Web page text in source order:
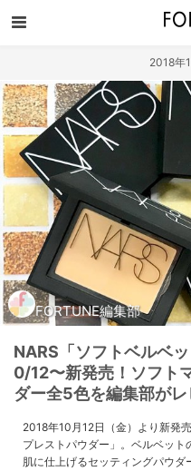
2018年
FORTUNE編集部
NARS「ソフトベルベ
0/12〜新発売！ソフト
ダー全5色を編集部が
2018年10月12日（金）より新発
プレストパウダー」。ベルベッ
肌に仕上げるセッティングパウ